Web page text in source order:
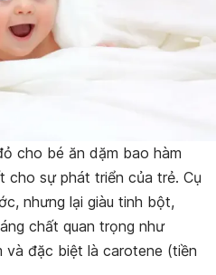
cho bé ăn dặm bao hàm
cho sự phát triển của trẻ. Cụ
nhưng lại giàu tinh bột,
chất quan trọng như
và đặc biệt là carotene (tiền